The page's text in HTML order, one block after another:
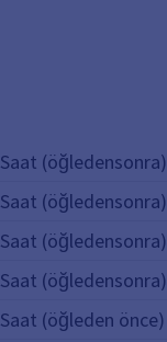
Saat (öğledensonra)
Saat (öğledensonra)
Saat (öğledensonra)
Saat (öğledensonra)
Saat (öğleden önce)